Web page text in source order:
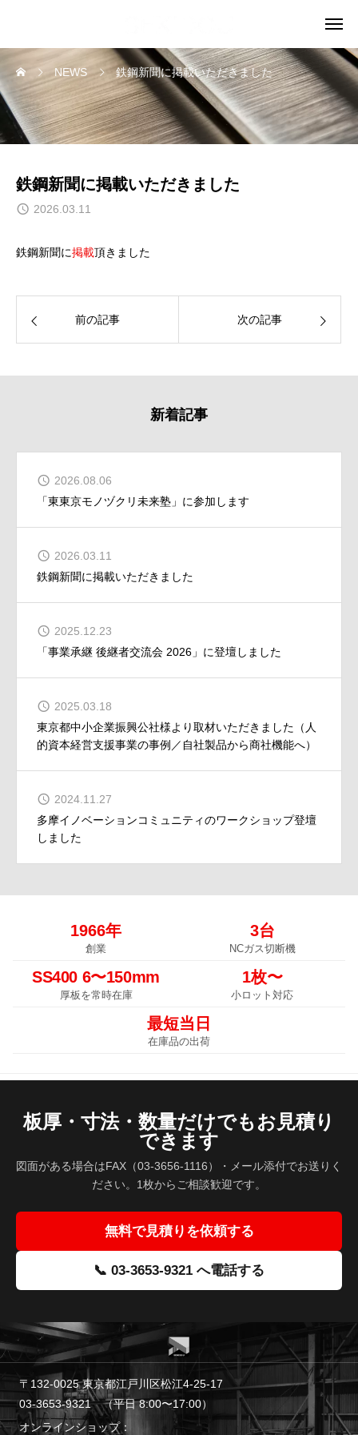
NEWS 鉄鋼新聞に掲載いただきました
鉄鋼新聞に掲載いただきました
2026.03.11
鉄鋼新聞に掲載頂きました
前の記事 次の記事
新着記事
2026.08.06
「東東京モノヅクリ未来塾」に参加します
2026.03.11
鉄鋼新聞に掲載いただきました
2025.12.23
「事業承継 後継者交流会 2026」に登壇しました
2025.03.18
東京都中小企業振興公社様より取材いただきました（人
的資本経営支援事業の事例／自社製品から商社機能へ）
2024.11.27
多摩イノベーションコミュニティのワークショップ登壇
しました
1966年
創業
3台
NCガス切断機
SS400 6〜150mm
厚板を常時在庫
1枚〜
小ロット対応
最短当日
在庫品の出荷
板厚・寸法・数量だけでもお見積り
できます
図面がある場合はFAX（03-3656-1116）・メール添付でお送りく
ださい。1枚からご相談歓迎です。
無料で見積りを依頼する
📞 03-3653-9321 へ電話する
〒132-0025 東京都江戸川区松江4-25-17
03-3653-9321
（平日 8:00〜17:00）
オンラインショップ：